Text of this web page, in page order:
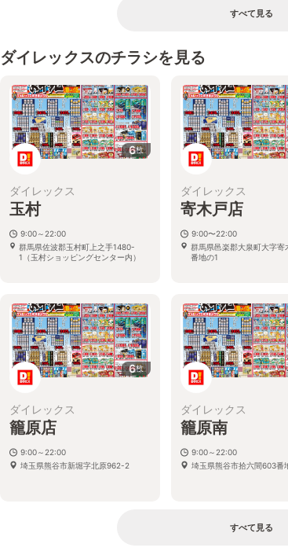
すべて見る
ダイレックスのチラシを見る
6枚
ダイレックス
玉村
9:00～22:00
群馬県佐波郡玉村町上之手1480-
1（玉村ショッピングセンター内）
ダイレックス
寄木戸店
9:00〜22:00
群馬県邑楽郡大泉町大字寄
番地の1
6枚
ダイレックス
籠原店
9:00～22:00
埼玉県熊谷市新堀字北原962-2
ダイレックス
籠原南
9:00～22:00
埼玉県熊谷市拾六間603番
すべて見る